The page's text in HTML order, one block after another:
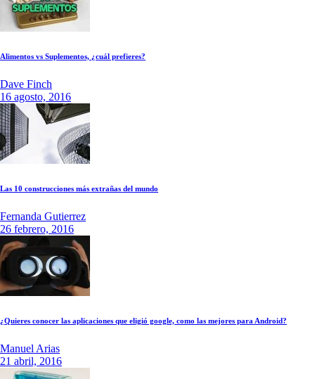
Alimentos vs Suplementos, ¿cuál prefieres?
Dave Finch
16 agosto, 2016
Las 10 construcciones más extrañas del mundo
Fernanda Gutierrez
26 febrero, 2016
¿Quieres conocer las aplicaciones que eligió google, como las mejores para Android?
Manuel Arias
21 abril, 2016